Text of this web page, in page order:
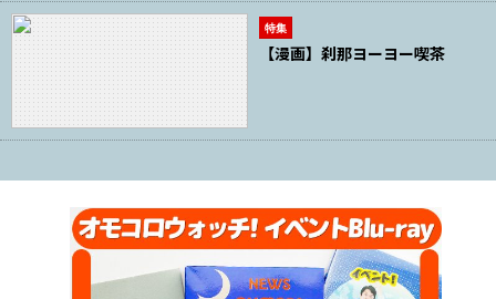
特集
【漫画】刹那ヨーヨー喫茶